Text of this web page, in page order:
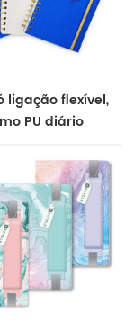
ligação flexível,
PU diário